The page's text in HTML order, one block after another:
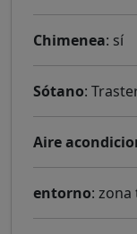
Chimenea: sí
Sótano:
Aire
entorno: